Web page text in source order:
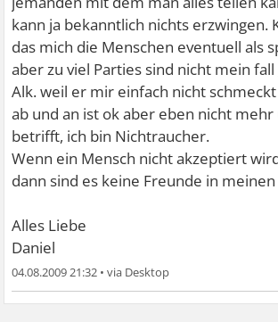
kann ja bekanntlich nichts erzwingen.
das mich die Menschen eventuell als
aber zu viel Parties sind nicht mein
Alk. weil er mir einfach nicht schmeckt
ab und an ist ok aber eben nicht mehr
betrifft, ich bin Nichtraucher.
Wenn ein Mensch nicht akzeptiert
dann sind es keine Freunde in
Alles Liebe
Daniel
04.08.2009 21:32 •